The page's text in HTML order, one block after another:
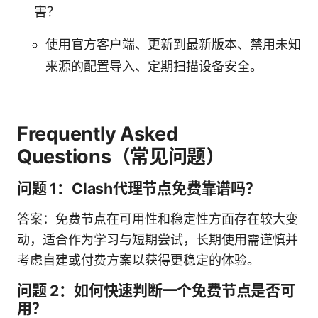
害？
使用官方客户端、更新到最新版本、禁用未知
来源的配置导入、定期扫描设备安全。
Frequently Asked
Questions（常见问题）
问题 1：Clash代理节点免费靠谱吗？
答案：免费节点在可用性和稳定性方面存在较大变
动，适合作为学习与短期尝试，长期使用需谨慎并
考虑自建或付费方案以获得更稳定的体验。
问题 2：如何快速判断一个免费节点是否可
用？